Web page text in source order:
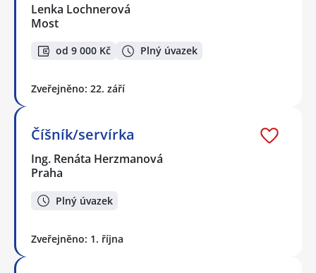
Lenka Lochnerová
Most
od 9 000 Kč Plný úvazek
Zveřejněno: 22. září
Číšník/servírka
Ing. Renáta Herzmanová
Praha
Plný úvazek
Zveřejněno: 1. října